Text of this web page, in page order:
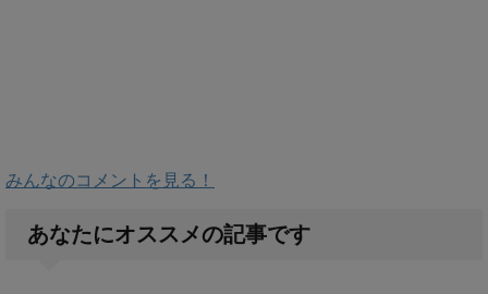
みんなのコメントを見る！
あなたにオススメの記事です